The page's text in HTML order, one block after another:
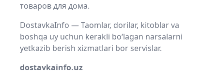
товаров для дома.
DostavkaInfo — Taomlar, dorilar, kitoblar va
boshqa uy uchun kerakli bo‘lagan narsalarni
yetkazib berish xizmatlari bor servislar.
dostavkainfo.uz